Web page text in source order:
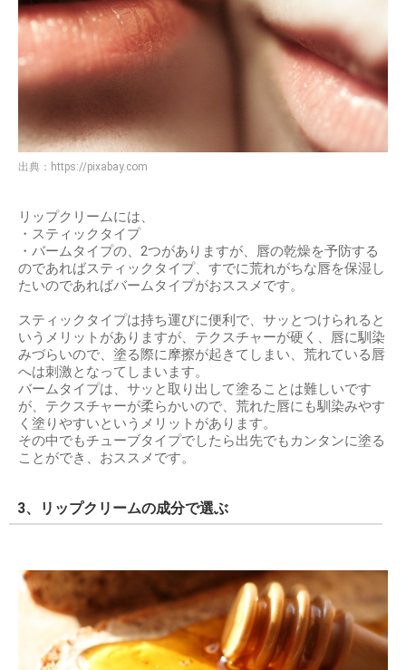
出典： https://pixabay.com
リップクリームには、
・スティックタイプ
・バームタイプの、2つがありますが、唇の乾燥を予防する
のであればスティックタイプ、すでに荒れがちな唇を保湿し
たいのであればバームタイプがおススメです。
スティックタイプは持ち運びに便利で、サッとつけられると
いうメリットがありますが、テクスチャーが硬く、唇に馴染
みづらいので、塗る際に摩擦が起きてしまい、荒れている唇
へは刺激となってしまいます。
バームタイプは、サッと取り出して塗ることは難しいです
が、テクスチャーが柔らかいので、荒れた唇にも馴染みやす
く塗りやすいというメリットがあります。
その中でもチューブタイプでしたら出先でもカンタンに塗る
ことができ、おススメです。
3、リップクリームの成分で選ぶ